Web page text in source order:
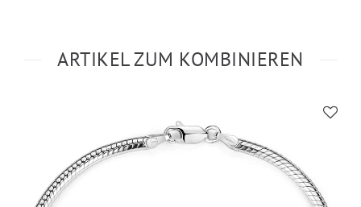
ARTIKEL ZUM KOMBINIEREN